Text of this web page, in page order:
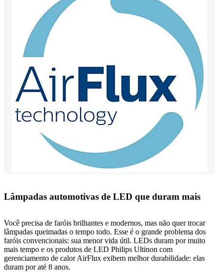
Lâmpadas automotivas de LED que duram mais
Você precisa de faróis brilhantes e modernos, mas não quer trocar
lâmpadas queimadas o tempo todo. Esse é o grande problema dos
faróis convencionais: sua menor vida útil. LEDs duram por muito
mais tempo e os produtos de LED Philips Ultinon com
gerenciamento de calor AirFlux exibem melhor durabilidade: elas
duram por até 8 anos.